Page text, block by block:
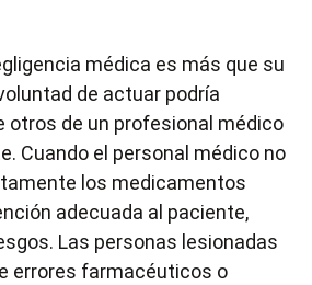
médica es más que su
de actuar podría
otros de un profesional médico
Cuando el personal médico no
los medicamentos
adecuada al paciente,
Las personas lesionadas
errores farmacéuticos o